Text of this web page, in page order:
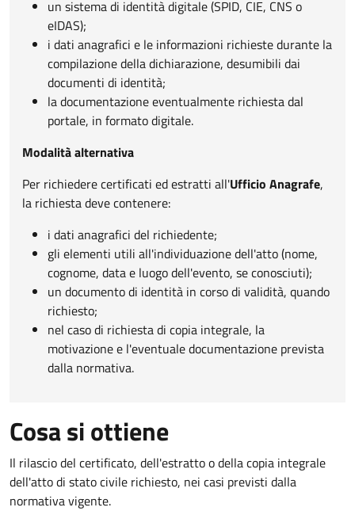
un sistema di identità digitale (SPID, CIE, CNS o
eIDAS);
i dati anagrafici e le informazioni richieste durante la
compilazione della dichiarazione, desumibili dai
documenti di identità;
la documentazione eventualmente richiesta dal
portale, in formato digitale.
Modalità alternativa
Per richiedere certificati ed estratti all'Ufficio Anagrafe,
la richiesta deve contenere:
i dati anagrafici del richiedente;
gli elementi utili all'individuazione dell'atto (nome,
cognome, data e luogo dell'evento, se conosciuti);
un documento di identità in corso di validità, quando
richiesto;
nel caso di richiesta di copia integrale, la
motivazione e l'eventuale documentazione prevista
dalla normativa.
Cosa si ottiene
Il rilascio del certificato, dell'estratto o della copia integrale
dell'atto di stato civile richiesto, nei casi previsti dalla
normativa vigente.